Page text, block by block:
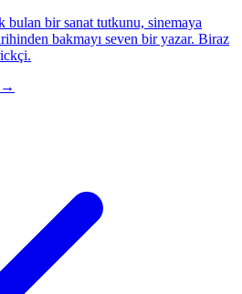
bulan bir sanat tutkunu, sinemaya
bakmayı seven bir yazar. Biraz
→